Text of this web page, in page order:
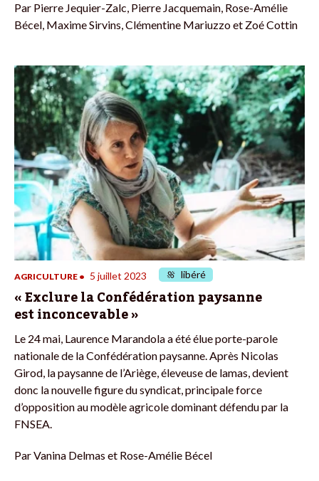
Par Pierre Jequier-Zalc, Pierre Jacquemain, Rose-Amélie
Bécel, Maxime Sirvins, Clémentine Mariuzzo et Zoé Cottin
AGRICULTURE • 5 juillet 2023 libéré
« Exclure la Confédération paysanne
est inconcevable »
Le 24 mai, Laurence Marandola a été élue porte-parole
nationale de la Confédération paysanne. Après Nicolas
Girod, la paysanne de l’Ariège, éleveuse de lamas, devient
donc la nouvelle figure du syndicat, principale force
d’opposition au modèle agricole dominant défendu par la
FNSEA.
ParVanina Delmas et Rose-Amélie Bécel